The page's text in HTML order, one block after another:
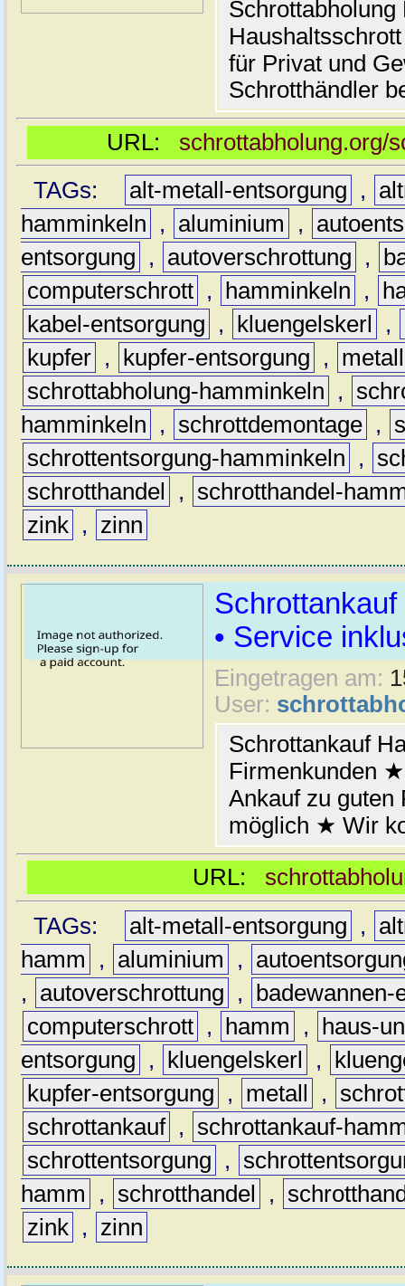
für Privat und
Schrotthändler
URL: schrottabholung.org/
TAGs:
alt-metall-entsorgung ,
hamminkeln
, aluminium ,
entsorgung
, autoverschrottung ,
computerschrott , hamminkeln ,
kabel-entsorgung
, kluengelskerl ,
kupfer , kupfer-entsorgung ,
metall
schrottabholung-hamminkeln
,
hamminkeln
, schrottdemontage ,
schrottentsorgung-hamminkeln
,
schrotthandel
,
schrotthandel-
zink , zinn
Schrottankauf
• Service
Eingetragen am:
User:
Schrottankauf
Firmenkunden
Ankauf zu
möglich ★ Wir
URL:
TAGs:
alt-metall-entsorgung ,
hamm
, aluminium ,
,
autoverschrottung ,
badewannen-
computerschrott , hamm ,
haus-
entsorgung
, kluengelskerl ,
kupfer-entsorgung
, metall ,
schrottankauf ,
schrottankauf-
schrottentsorgung
,
hamm
, schrotthandel ,
zink , zinn